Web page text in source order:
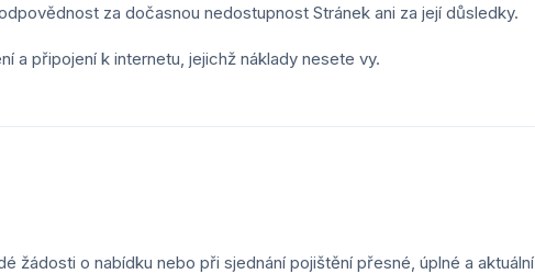
za dočasnou nedostupnost Stránek ani za její důsledky.
a připojení k internetu, jejichž náklady nesete vy.
žádosti o nabídku nebo při sjednání pojištění přesné, úplné a aktuální